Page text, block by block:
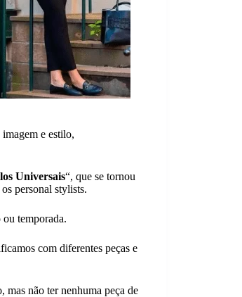
e estilo,
Universais“, que se tornou
personal stylists.
ou temporada.
com diferentes peças e
mas não ter nenhuma peça de